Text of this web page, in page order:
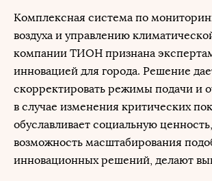
Комплексная система по
воздуха и управлению
компании ТИОН признана
инновацией для города. Решение
скорректировать режимы подачи и
в случае изменения критических
обуславливает социальную
возможность масштабирования
инновационных решений, делают